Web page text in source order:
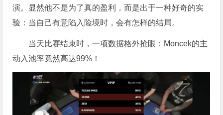
演。显然他不是为了真的盈利，而是出于一种好奇的实
验：当自己有意陷入险境时，会有怎样的结局。
当天比赛结束时，一项数据格外抢眼：Moncek的主
动入池率竟然高达99%！